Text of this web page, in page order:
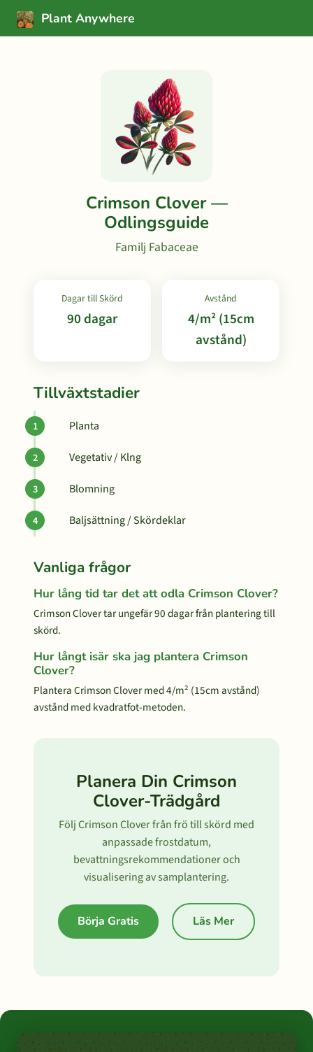
Plant Anywhere
Crimson Clover —
Odlingsguide
Familj Fabaceae
Dagar till Skörd
90 dagar
Avstånd
4/m² (15cm
avstånd)
Tillväxtstadier
Planta
Vegetativ / Klng
Blomning
Baljsättning / Skördeklar
Vanliga frågor
Hur lång tid tar det att odla Crimson Clover?
Crimson Clover tar ungefär 90 dagar från plantering till
skörd.
Hur långt isär ska jag plantera Crimson
Clover?
Plantera Crimson Clover med 4/m² (15cm avstånd)
avstånd med kvadratfot-metoden.
Planera Din Crimson
Clover-Trädgård
Följ Crimson Clover från frö till skörd med
anpassade frostdatum,
bevattningsrekommendationer och
visualisering av samplantering.
Börja Gratis Läs Mer